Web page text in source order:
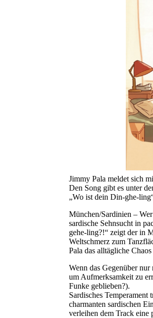
Jimmy Pala meldet sich
Den Song gibt es unter
„Wo ist dein Din-ghe-
München/Sardinien –
sardische Sehnsucht in
gehe-ling?!“ zeigt der in
Weltschmerz zum
Pala das alltägliche
Wenn das Gegenüber nur
um Aufmerksamkeit zu
Funke geblieben?).
Sardisches
charmanten sardischen
verleihen dem Track eine